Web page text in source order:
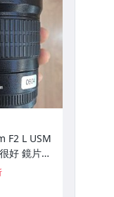
F2 L USM
好 鏡片完
切正常 無